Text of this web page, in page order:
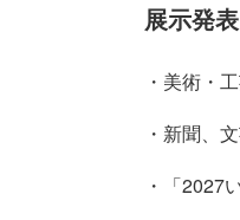
展示発
・美術・
・新聞、
・「2027